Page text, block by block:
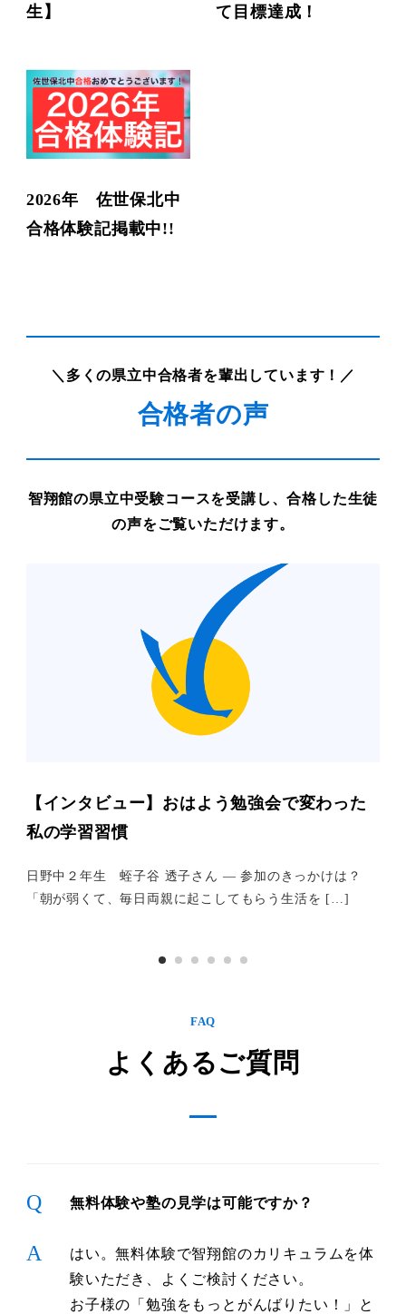
生】 て目標達成！
2026年 佐世保北中
合格体験記掲載中!!
＼多くの県立中合格者を輩出しています！／
合格者の声
智翔館の県立中受験コースを受講し、合格した生徒
の声をご覧いただけます。
【インタビュー】おはよう勉強会で変わった
私の学習習慣
日野中２年生 蛭子谷 透子さん ― 参加のきっかけは？
「朝が弱くて、毎日両親に起こしてもらう生活を […]
FAQ
よくあるご質問
Q 無料体験や塾の見学は可能ですか？
A
はい。無料体験で智翔館のカリキュラムを体
験いただき、よくご検討ください。
お子様の「勉強をもっとがんばりたい！」と